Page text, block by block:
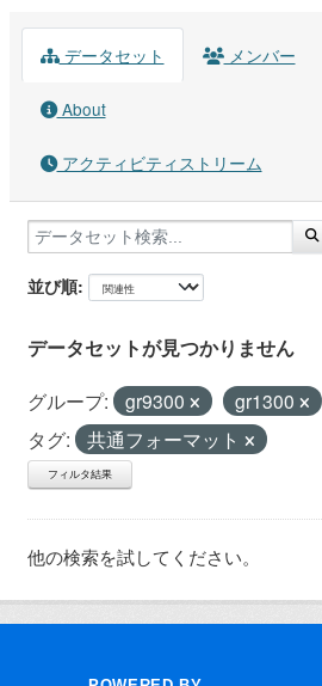
データセット メンバー
About
アクティビティストリーム
並び順
データセットが見つかりません
グループ: gr9300
gr1300
タグ:
共通フォーマット
フィルタ結果
他の検索を試してください。